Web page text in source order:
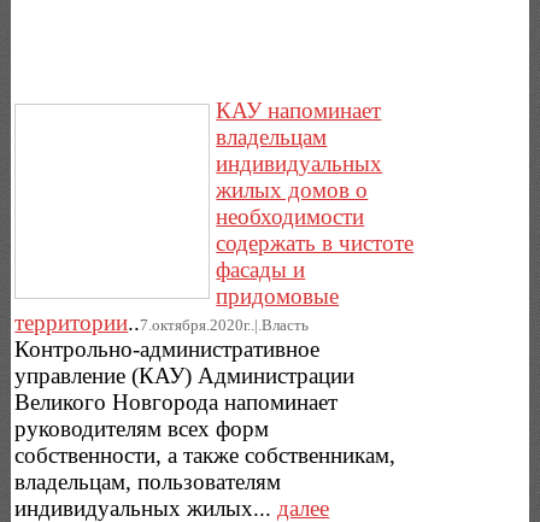
КАУ напоминает
владельцам
индивидуальных
жилых домов о
необходимости
содержать в чистоте
фасады и
придомовые
территории..7.октября.2020г..|.Власть
Контрольно-административное
управление (КАУ) Администрации
Великого Новгорода напоминает
руководителям всех форм
собственности, а также собственникам,
владельцам, пользователям
индивидуальных жилых... далее